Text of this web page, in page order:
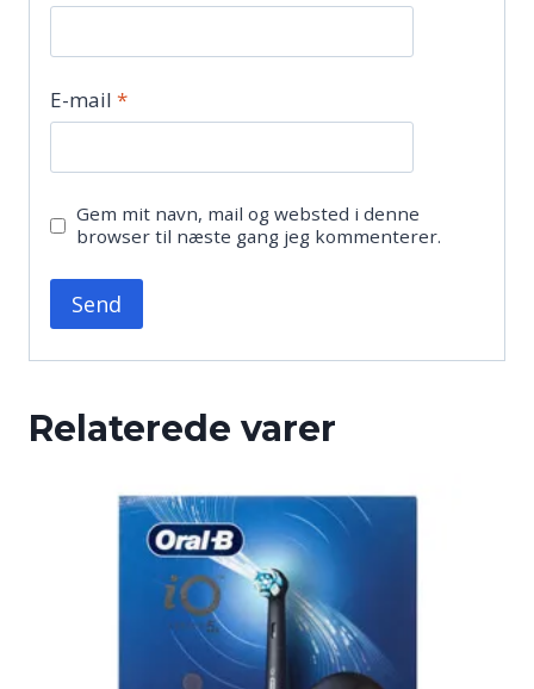
E-mail *
Gem mit navn, mail og websted i denne
browser til næste gang jeg kommenterer.
Relaterede varer